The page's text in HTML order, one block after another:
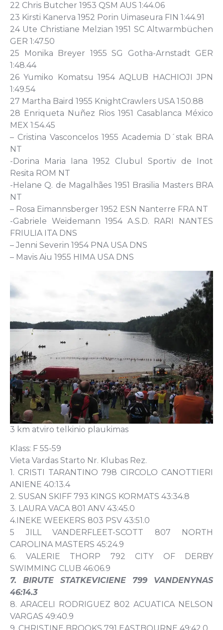
22 Chris Butcher 1953 QSM AUS 1:44.06
23 Kirsti Kanerva 1952 Porin Uimaseura FIN 1:44.91
24 Ute Christiane Melzian 1951 SC Altwarmbüchen
GER 1:47.50
25 Monika Breyer 1955 SG Gotha-Arnstadt GER
1:48.44
26 Yumiko Komatsu 1954 AQLUB HACHIOJI JPN
1:49.54
27 Martha Baird 1955 KnightCrawlers USA 1:50.88
28 Enriqueta Nuñez Rios 1951 Casablanca México
MEX 1:54.45
– Cristina Vasconcelos 1955 Academia D´stak BRA
NT
-Dorina Maria Iana 1952 Clubul Sportiv de Inot
Resita ROM NT
-Helane Q. de Magalhães 1951 Brasilia Masters BRA
NT
– Rosa Eimannsberger 1952 ESN Nanterre FRA NT
-Gabriele Weidemann 1954 A.S.D. RARI NANTES
FRIULIA ITA DNS
– Jenni Severin 1954 PNA USA DNS
– Mavis Aiu 1955 HIMA USA DNS
3 km atviro telkinio plaukimas
Klass: F 55-59
Vieta Vardas Starto Nr. Klubas Rez.
1. CRISTI TARANTINO 798 CIRCOLO CANOTTIERI
ANIENE 40:13.4
2. SUSAN SKIFF 793 KINGS KORMATS 43:34.8
3. LAURA VACA 801 ANV 43:45.0
4.INEKE WEEKERS 803 PSV 43:51.0
5 JILL VANDERFLEET-SCOTT 807 NORTH
CAROLINA MASTERS 45:24.9
6. VALERIE THORP 792 CITY OF DERBY
SWIMMING CLUB 46:06.9
7. BIRUTE STATKEVICIENE 799 VANDENYNAS
46:14.3
8. ARACELI RODRIGUEZ 802 ACUATICA NELSON
VARGAS 49:40.9